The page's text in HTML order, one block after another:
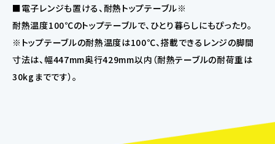
■電子レンジも置ける、耐熱トップテーブル※
耐熱温度100℃のトップテーブルで、ひとり暮らしにもぴったり。
※トップテーブルの耐熱温度は100℃、搭載できるレンジの脚間
寸法は、幅447mm奥行429mm以内（耐熱テーブルの耐荷重は
30kgまでです）。